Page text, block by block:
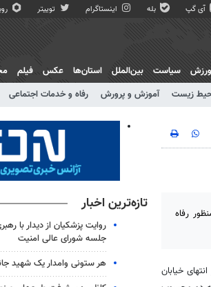
آی گپ بله اینستاگرام توییتر
زیست آموزش و پرورش رفاه و خدمات اجتماعی
ورزش سیاست بین‌الملل استان‌ها عکس فیلم
و 400 متر مربع در 6 طبقه به منظور رفاه
در انتهای خیابان
تازه‌ترین اخبار
روایت پزشکیان از دیدار با
جلسه شورای عالی امنیت
هر ستونی وامدار یک شهید